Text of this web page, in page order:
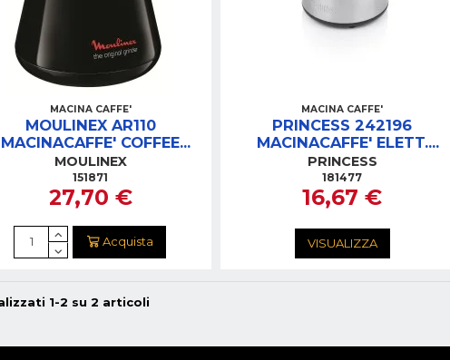
MACINA CAFFE'
MOULINEX AR110
MACINACAFFE' COFFEE
GRINDER
MOULINEX
151871
27,70 €
Acquista
MACINA CAFFE'
PRINCESS 242196
MACINACAFFE' ELETT.
ACCIAIO INOX 150W
CAPACITA' 50GR.
PRINCESS
181477
16,67 €
VISUALIZZA
1-2 su 2 articoli